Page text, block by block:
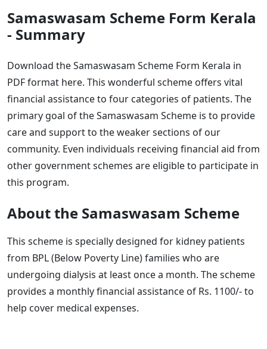
Samaswasam Scheme Form Kerala
- Summary
Download the Samaswasam Scheme Form Kerala in
PDF format here. This wonderful scheme offers vital
financial assistance to four categories of patients. The
primary goal of the Samaswasam Scheme is to provide
care and support to the weaker sections of our
community. Even individuals receiving financial aid from
other government schemes are eligible to participate in
this program.
About the Samaswasam Scheme
This scheme is specially designed for kidney patients
from BPL (Below Poverty Line) families who are
undergoing dialysis at least once a month. The scheme
provides a monthly financial assistance of Rs. 1100/- to
help cover medical expenses.